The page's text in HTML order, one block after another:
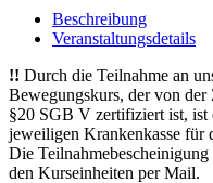
SpVg
(26.10.
29.10.2026)
Menge
Beschreibung
Veranstaltungsdetails
!! Durch die Teilnahme an
Bewegungskurs, der von der
§20 SGB V zertifiziert ist, ist
jeweiligen Krankenkasse für
Die
den Kurseinheiten per Mail.